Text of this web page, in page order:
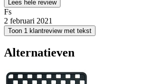
Lees hele review
Fs
2 februari 2021
Toon 1 klantreview met tekst
Alternatieven